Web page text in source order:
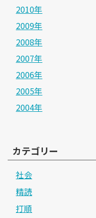
2010年
2009年
2008年
2007年
2006年
2005年
2004年
カテゴリー
社会
精読
打順